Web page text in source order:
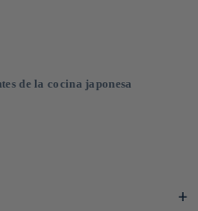
de la cocina japonesa